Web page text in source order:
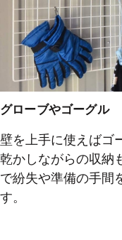
グローブやゴーグル
壁を上手に使えばゴ
乾かしながらの収納
で紛失や準備の手間
す。